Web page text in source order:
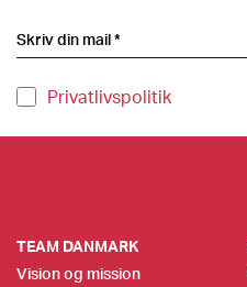
Privatlivspolitik
TEAM DANMARK
Vision og mission